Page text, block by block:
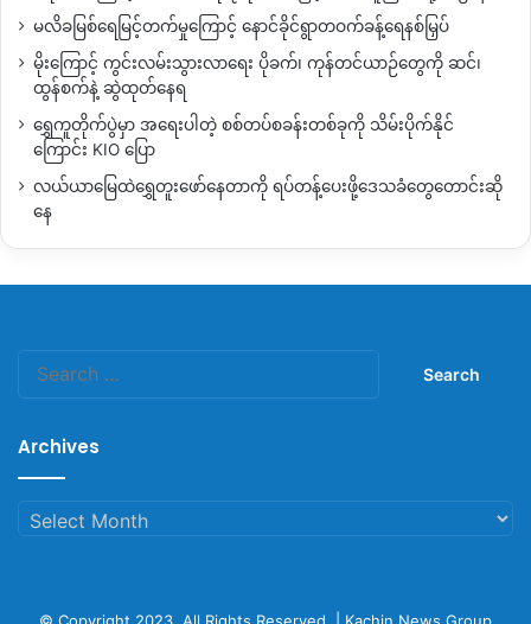
မလိခမြစ်ရေမြင့်တက်မှုကြောင့် နောင်ခိုင်ရွာတဝက်ခန့်ရေနစ်မြှပ်
မိုးကြောင့် ကွင်းလမ်းသွားလာရေး ပိုခက်၊ ကုန်တင်ယာဉ်တွေကို ဆင်၊
ထွန်စက်နဲ့ ဆွဲထုတ်နေရ
ရွှေကူတိုက်ပွဲမှာ အရေးပါတဲ့ စစ်တပ်စခန်းတစ်ခုကို သိမ်းပိုက်နိုင်
ကြောင်း KIO ပြော
လယ်ယာမြေထဲရွှေတူးဖော်နေတာကို ရပ်တန့်ပေးဖို့ဒေသခံတွေတောင်းဆို
နေ
Archives
Archives